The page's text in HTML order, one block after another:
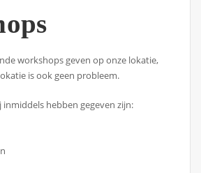
workshops geven op onze lokatie,
is ook geen probleem.
inmiddels hebben gegeven zijn: